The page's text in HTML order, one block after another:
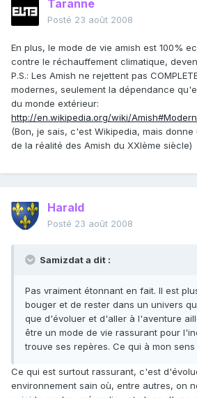
Taranne
Posté 23 août 2008
En plus, le mode de vie amish est 100%
contre le réchauffement climatique,
P.S.: Les Amish ne rejettent pas
modernes, seulement la dépendance
du monde extérieur:
http://en.wikipedia.org/wiki/
(Bon, je sais, c'est Wikipedia, mais
de la réalité des Amish du XXIème siècle)
Harald
Posté 23 août 2008
Samizdat a dit :
Pas vraiment étonnant en fait. Il est
bouger et de rester dans un univers
que d'évoluer et d'aller à l'aventure
être un mode de vie rassurant pour
trouve ses repères. Ce qui à mon
Ce qui est surtout rassurant, c'est
environnement sain où, entre autres, on